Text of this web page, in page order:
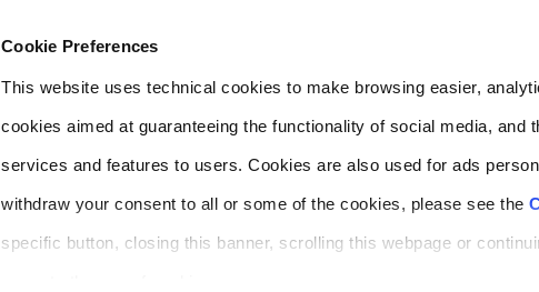
Cookie Preferences
This website uses technical cookies to make browsing easier,
cookies aimed at guaranteeing the functionality of social media, and
services and features to users. Cookies are also used for ads
withdraw your consent to all or some of the cookies, please see the
specific button, closing this banner, scrolling this webpage or